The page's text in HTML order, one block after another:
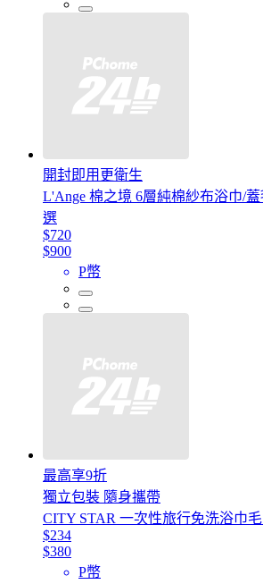
開封即用更衛生
L'Ange 棉之境 6層純棉紗布浴巾/蓋
選
$720
$900
P幣
最高享9折
獨立包裝 隨身攜帶
CITY STAR 一次性旅行免洗浴巾
$234
$380
P幣